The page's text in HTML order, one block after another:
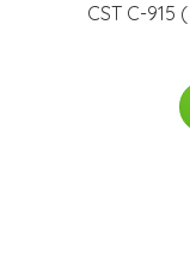
CST C-915